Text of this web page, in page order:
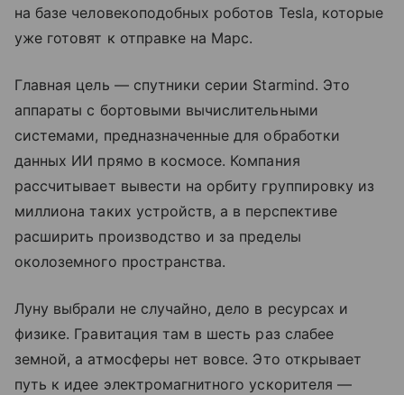
на базе человекоподобных роботов Tesla, которые
уже готовят к отправке на Марс.
Главная цель — спутники серии Starmind. Это
аппараты с бортовыми вычислительными
системами, предназначенные для обработки
данных ИИ прямо в космосе. Компания
рассчитывает вывести на орбиту группировку из
миллиона таких устройств, а в перспективе
расширить производство и за пределы
околоземного пространства.
Луну выбрали не случайно, дело в ресурсах и
физике. Гравитация там в шесть раз слабее
земной, а атмосферы нет вовсе. Это открывает
путь к идее электромагнитного ускорителя —